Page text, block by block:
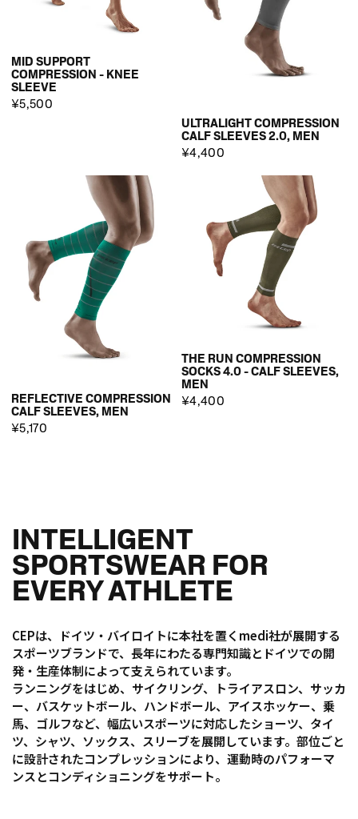
MID SUPPORT
COMPRESSION - KNEE
SLEEVE
¥5,500
ULTRALIGHT COMPRESSION
CALF SLEEVES 2.0, MEN
¥4,400
REFLECTIVE COMPRESSION
CALF SLEEVES, MEN
¥5,170
THE RUN COMPRESSION
SOCKS 4.0 - CALF SLEEVES,
MEN
¥4,400
INTELLIGENT
SPORTSWEAR FOR
EVERY ATHLETE
CEPは、ドイツ・バイロイトに本社を置くmedi社が展開する
スポーツブランドで、長年にわたる専門知識とドイツでの開
発・生産体制によって支えられています。
ランニングをはじめ、サイクリング、トライアスロン、サッカ
ー、バスケットボール、ハンドボール、アイスホッケー、乗
馬、ゴルフなど、幅広いスポーツに対応したショーツ、タイ
ツ、シャツ、ソックス、スリーブを展開しています。部位ごと
に設計されたコンプレッションにより、運動時のパフォーマ
ンスとコンディショニングをサポート。